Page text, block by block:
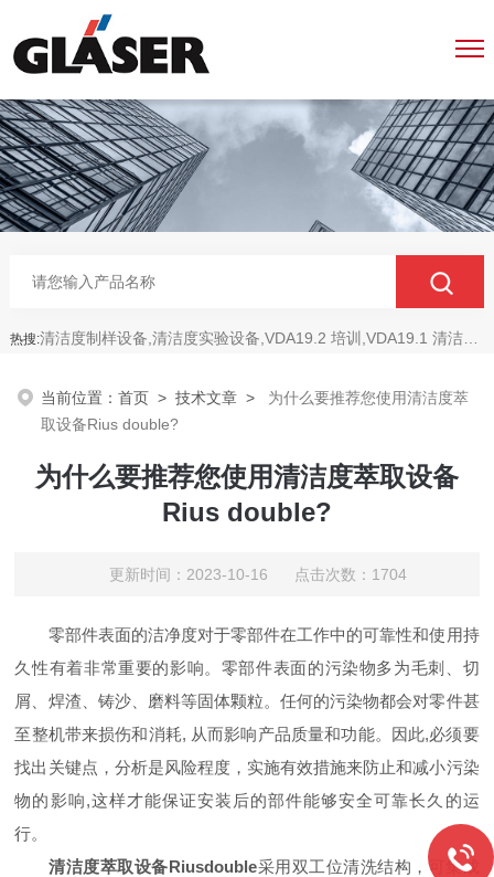
热搜:清洁度制样设备,清洁度实验设备,VDA19.2 培训,VDA19.1 清洁度,ISO16232 清洁度
当前位置：首页 >技术文章 >
为什么要推荐您使用清洁度萃
取设备Rius double?
为什么要推荐您使用清洁度萃取设备
Rius double?
更新时间：2023-10-16 点击次数：1704
零部件表面的洁净度对于零部件在工作中的可靠性和使用持
久性有着非常重要的影响。零部件表面的污染物多为毛刺、切
屑、焊渣、铸沙、磨料等固体颗粒。任何的污染物都会对零件甚
至整机带来损伤和消耗, 从而影响产品质量和功能。因此,必须要
找出关键点，分析是风险程度，实施有效措施来防止和减小污染
物的影响,这样才能保证安装后的部件能够安全可靠长久的运
行。
清洁度萃取设备Riusdouble采用双工位清洗结构，可集成